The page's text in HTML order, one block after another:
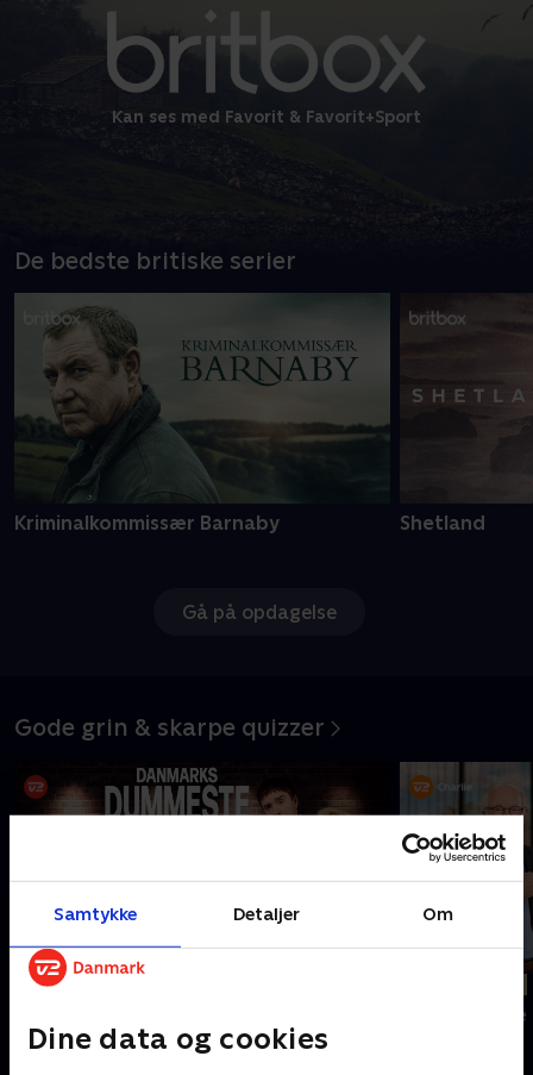
Samtykke Detaljer Om
Dine data og cookies
Kan ses med Favorit & Favorit+Sport
De bedste britiske serier
Kriminalkommissær Barnaby Shetland
Gå på opdagelse
Gode grin & skarpe quizzer
Ny episode
Spørg Charlie